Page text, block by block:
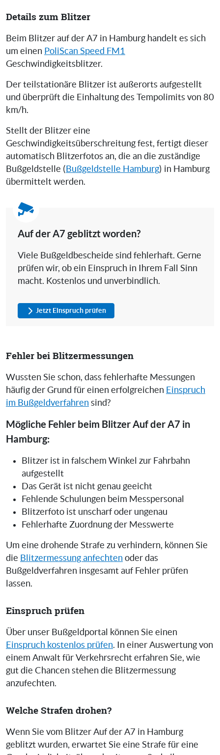
Details zum Blitzer
Beim Blitzer auf der A7 in Hamburg handelt es sich
um einen PoliScan Speed FM1
Geschwindigkeitsblitzer.
Der teilstationäre Blitzer ist außerorts aufgestellt
und überprüft die Einhaltung des Tempolimits von 80
km/h.
Stellt der Blitzer eine
Geschwindigkeitsüberschreitung fest, fertigt dieser
automatisch Blitzerfotos an, die an die zuständige
Bußgeldstelle ( Bußgeldstelle Hamburg) in Hamburg
übermittelt werden.
Auf der A7 geblitzt worden?
Viele Bußgeldbescheide sind fehlerhaft. Gerne
prüfen wir, ob ein Einspruch in Ihrem Fall Sinn
macht. Kostenlos und unverbindlich.
Jetzt Einspruch prüfen
Fehler bei Blitzermessungen
Wussten Sie schon, dass fehlerhafte Messungen
häufig der Grund für einen erfolgreichen Einspruch
im Bußgeldverfahren sind?
Mögliche Fehler beim Blitzer Auf der A7 in
Hamburg:
Blitzer ist in falschem Winkel zur Fahrbahn
aufgestellt
Das Gerät ist nicht genau geeicht
Fehlende Schulungen beim Messpersonal
Blitzerfoto ist unscharf oder ungenau
Fehlerhafte Zuordnung der Messwerte
Um eine drohende Strafe zu verhindern, können Sie
die Blitzermessung anfechten oder das
Bußgeldverfahren insgesamt auf Fehler prüfen
lassen.
Einspruch prüfen
Über unser Bußgeldportal können Sie einen
Einspruch kostenlos prüfen. In einer Auswertung von
einem Anwalt für Verkehrsrecht erfahren Sie, wie
gut die Chancen stehen die Blitzermessung
anzufechten.
Welche Strafen drohen?
Wenn Sie vom Blitzer Auf der A7 in Hamburg
geblitzt wurden, erwartet Sie eine Strafe für eine